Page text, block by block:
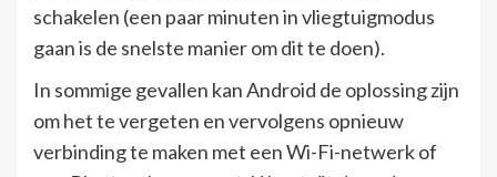
schakelen (een paar minuten in vliegtuigmodus
gaan is de snelste manier om dit te doen).
In sommige gevallen kan Android de oplossing zijn
om het te vergeten en vervolgens opnieuw
verbinding te maken met een Wi-Fi-netwerk of